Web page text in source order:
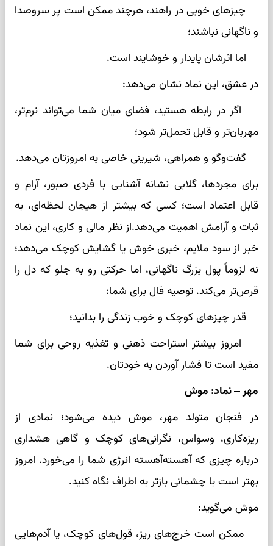
چیزهای خوبی در راهند، هرچند ممکن است پر سروصدا
و ناگهانی نباشند؛
اما اثرشان پایدار و خوشایند است.
در عشق، این نماد نشان می‌دهد:
اگر در رابطه هستید، فضای میان شما می‌تواند نرم‌تر،
مهربان‌تر و قابل تحمل‌تر شود؛
گفت‌وگو و همراهی، شیرینی خاصی به امروزتان می‌دهد.
برای مجردها، گلابی نشانه آشنایی با فردی صبور، آرام و
قابل اعتماد است؛ کسی که بیشتر از هیجان لحظه‌ای، به
ثبات و آرامش اهمیت می‌دهد.از نظر مالی و کاری، این نماد
خبر از سود ملایم، خبری خوش یا گشایش کوچک می‌دهد؛
نه لزوماً پول بزرگ ناگهانی، اما حرکتی رو به جلو که دل را
قرص‌تر می‌کند. توصیه فال برای شما:
قدر چیزهای کوچک و خوب زندگی را بدانید؛
امروز بیشتر استراحت ذهنی و تغذیه روحی برای شما
مفید است تا فشار آوردن به خودتان.
مهر – نماد: موش
در فنجان متولد مهر، موش دیده می‌شود؛ نمادی از
ریزه‌کاری، وسواس، نگرانی‌های کوچک و گاهی هشداری
درباره چیزی که آهسته‌آهسته انرژی شما را می‌خورد. امروز
بهتر است با چشمانی بازتر به اطراف نگاه کنید.
موش می‌گوید:
ممکن است خرج‌های ریز، قول‌های کوچک، یا آدم‌هایی